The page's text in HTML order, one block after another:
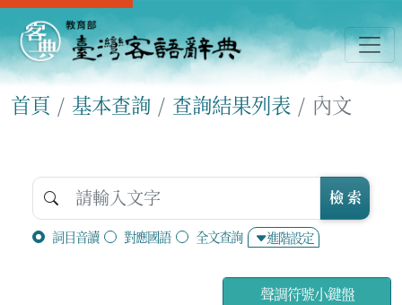
首頁 基本查詢 查詢結果列表 內文
詞目音讀 對應國語 全文查詢 進階設定
檢 索
聲調符號小鍵盤